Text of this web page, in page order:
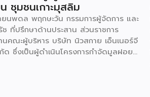
ชุมชนเกาะมุสลิม
ยนพดล พฤกษะวัน กรรมการผู้จัดการ และ
ช ที่ปรึกษาด้านประสาน ส่วนราชการ
คณะผู้บริหาร บริษัท นิวสกาย เอ็นเนอร์จี
ด ซึ่งเป็นผู้ดำเนินโครงการกำจัดมูลฝอย